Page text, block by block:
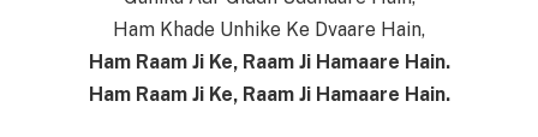
Ham Khade Unhike Ke Dvaare Hain,
Ham Raam Ji Ke, Raam Ji Hamaare Hain.
Ham Raam Ji Ke, Raam Ji Hamaare Hain.